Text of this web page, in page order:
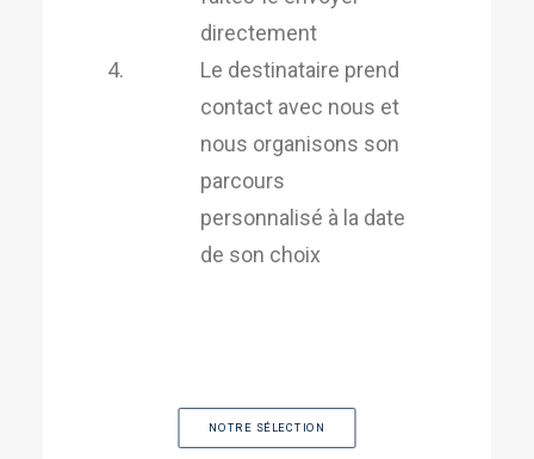
directement
Le destinataire prend
contact avec nous et
nous organisons son
parcours
personnalisé à la date
de son choix
NOTRE SÉLECTION